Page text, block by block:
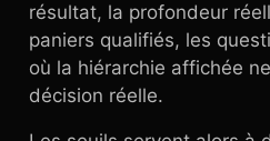
résultat, la profondeur
paniers qualifiés, les
où la hiérarchie affichée
décision réelle.